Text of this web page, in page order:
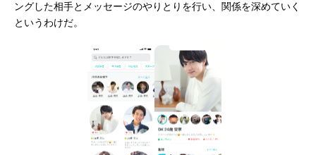
ングした相手とメッセージのやりとりを行い、関係を深めていく
というわけだ。